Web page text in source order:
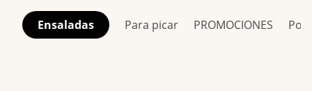
Ensaladas Para picar PROMOCIONES